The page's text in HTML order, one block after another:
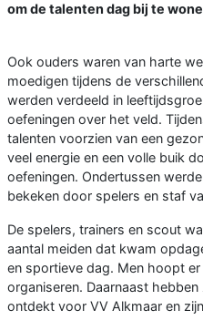
om de talenten dag bij te
Ook ouders waren van harte
moedigen tijdens de
werden verdeeld in
oefeningen over het veld.
talenten voorzien van een
veel energie en een volle buik
oefeningen. Ondertussen
bekeken door spelers en staf
De spelers, trainers en scout
aantal meiden dat kwam
en sportieve dag. Men hoopt
organiseren. Daarnaast
ontdekt voor VV Alkmaar en